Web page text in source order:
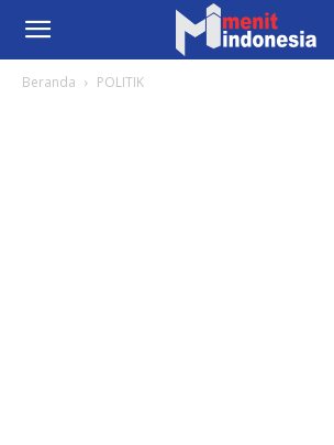
Beranda POLITIK